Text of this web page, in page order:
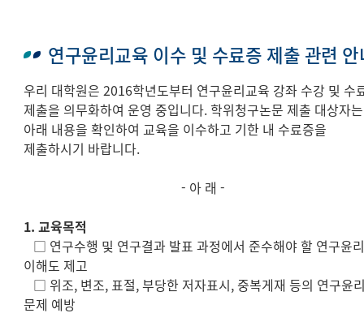
연구윤리교육 이수 및 수료증 제출 관련
우리 대학원은 2016학년도부터 연구윤리교육 강좌 수강 및 수
제출을 의무화하여 운영 중입니다. 학위청구논문 제출 대상자는
아래 내용을 확인하여 교육을 이수하고 기한 내 수료증을
제출하시기 바랍니다.
- 아 래 -
1. 교육목적
□ 연구수행 및 연구결과 발표 과정에서 준수해야 할 연구윤
이해도 제고
□ 위조, 변조, 표절, 부당한 저자표시, 중복게재 등의 연구윤
문제 예방